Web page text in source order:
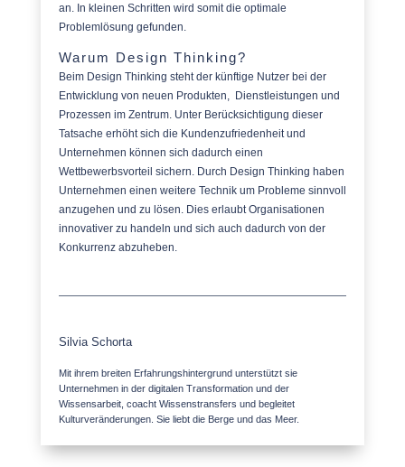
an. In kleinen Schritten wird somit die optimale
Problemlösung gefunden.
Warum Design Thinking?
Beim Design Thinking steht der künftige Nutzer bei der
Entwicklung von neuen Produkten, Dienstleistungen und
Prozessen im Zentrum. Unter Berücksichtigung dieser
Tatsache erhöht sich die Kundenzufriedenheit und
Unternehmen können sich dadurch einen
Wettbewerbsvorteil sichern. Durch Design Thinking haben
Unternehmen einen weitere Technik um Probleme sinnvoll
anzugehen und zu lösen. Dies erlaubt Organisationen
innovativer zu handeln und sich auch dadurch von der
Konkurrenz abzuheben.
Silvia Schorta
Mit ihrem breiten Erfahrungshintergrund unterstützt sie
Unternehmen in der digitalen Transformation und der
Wissensarbeit, coacht Wissenstransfers und begleitet
Kulturveränderungen. Sie liebt die Berge und das Meer.